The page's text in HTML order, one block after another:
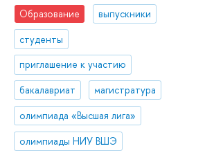
Образование
выпускники
студенты
приглашение к участию
бакалавриат
магистратура
олимпиада «Высшая лига»
олимпиады НИУ ВШЭ